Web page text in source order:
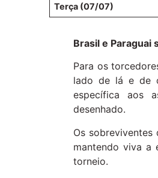
Terça (07/07)
Brasil e Paraguai
Para os
lado de lá e de
específica aos
desenhado.
Os sobreviventes
mantendo viva a
torneio.